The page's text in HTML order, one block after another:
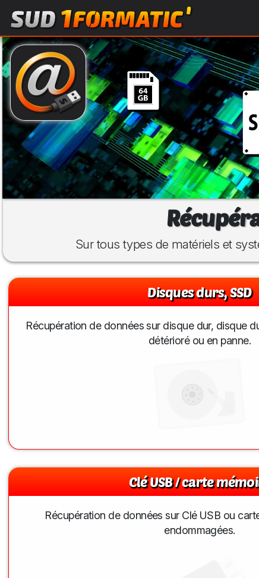
Sur tous types de matériels et
Disques durs, SSD
Récupération de données sur disque dur, disque
détérioré ou en panne.
Clé USB / carte
Récupération de données sur Clé USB ou
endommagées.